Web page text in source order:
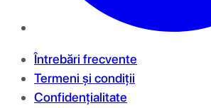
Întrebări frecvente
Termeni și condiții
Confidențialitate